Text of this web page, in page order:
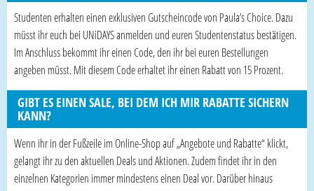
Studenten erhalten einen exklusiven Gutscheincode von Paula’s Choice. Dazu
müsst ihr euch bei UNiDAYS anmelden und euren Studentenstatus bestätigen.
Im Anschluss bekommt ihr einen Code, den ihr bei euren Bestellungen
angeben müsst. Mit diesem Code erhaltet ihr einen Rabatt von 15 Prozent.
GIBT ES EINEN SALE, BEI DEM ICH MIR RABATTE SICHERN
KANN?
Wenn ihr in der Fußzeile im Online-Shop auf „Angebote und Rabatte“ klickt,
gelangt ihr zu den aktuellen Deals und Aktionen. Zudem findet ihr in den
einzelnen Kategorien immer mindestens einen Deal vor. Darüber hinaus